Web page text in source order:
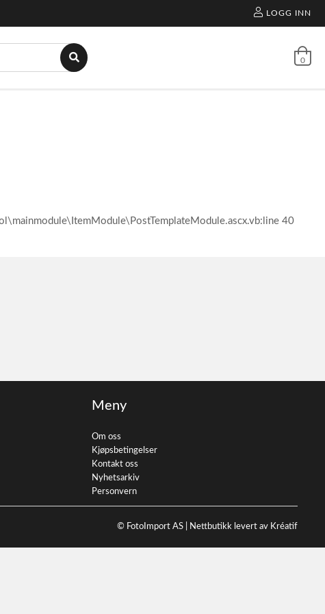
LOGG INN
0
40
Meny
Om oss
Kjøpsbetingelser
Kontakt oss
Nyhetsarkiv
Personvern
© FotoImport AS | Nettbutikk levert av Kréatif